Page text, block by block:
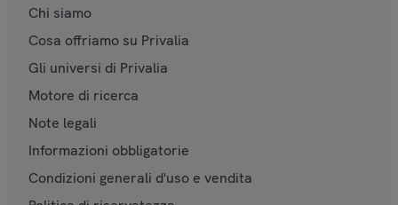
Chi siamo
Cosa offriamo su Privalia
Gli universi di Privalia
Motore di ricerca
Note legali
Informazioni obbligatorie
Condizioni generali d'uso e vendita